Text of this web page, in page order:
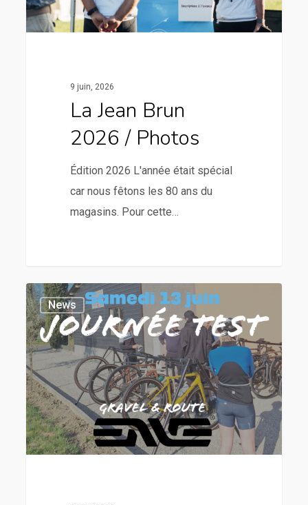
9 juin, 2026
La Jean Brun
2026 / Photos
Édition 2026 L'année était spécial
car nous fêtons les 80 ans du
magasins. Pour cette…
News